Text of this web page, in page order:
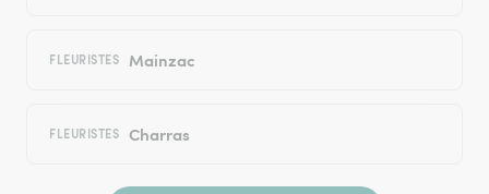
FLEURISTES Mainzac
FLEURISTES Charras